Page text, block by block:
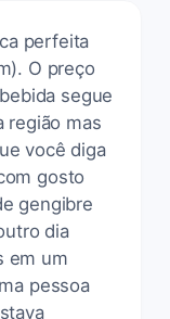
perfeita
O preço
segue
região mas
você diga
gosto
gengibre
dia
em um
pessoa